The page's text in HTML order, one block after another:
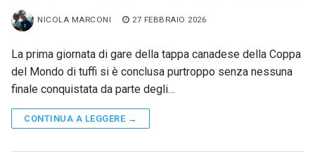
NICOLA MARCONI 27 FEBBRAIO 2026
La prima giornata di gare della tappa canadese della Coppa
del Mondo di tuffi si è conclusa purtroppo senza nessuna
finale conquistata da parte degli…
CONTINUA A LEGGERE →